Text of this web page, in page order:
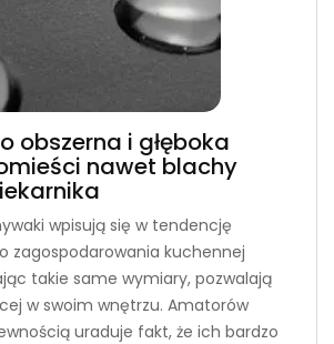
obszerna i głęboka
nawet blachy
wpisują się w tendencję
zagospodarowania kuchennej
takie same wymiary, pozwalają
w swoim wnętrzu. Amatorów
uraduje fakt, że ich bardzo